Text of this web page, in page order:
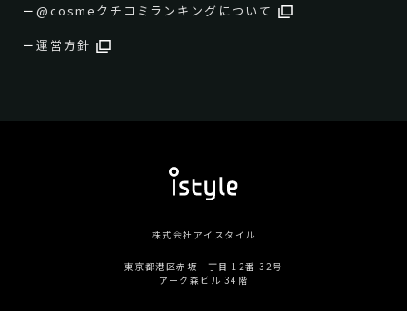
@cosmeクチコミランキングについて
運営方針
株式会社アイスタイル
東京都港区赤坂一丁目 12番 32号
アーク森ビル 34階